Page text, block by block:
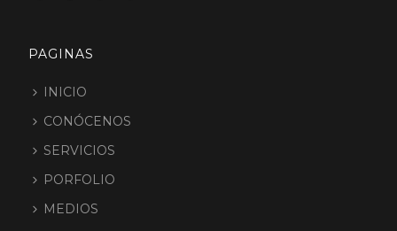
PAGINAS
INICIO
CONÓCENOS
SERVICIOS
PORFOLIO
MEDIOS